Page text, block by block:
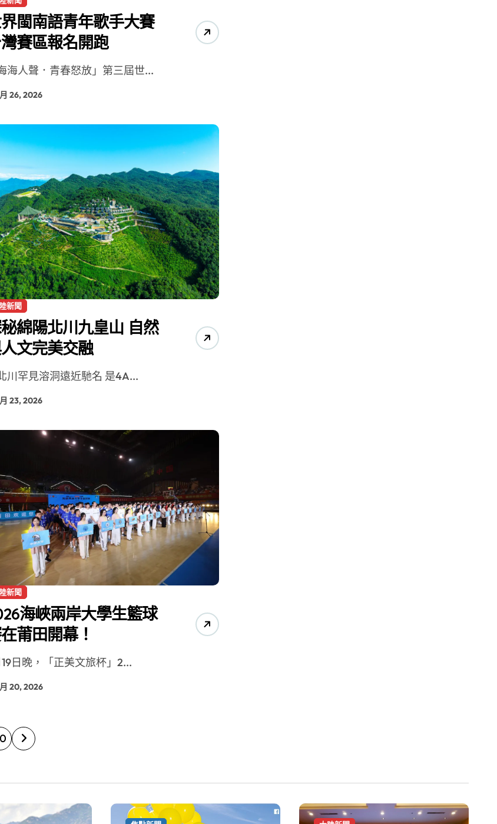
閩南語青年歌手大賽
賽區報名開跑
「海海人聲．青春怒放」第三屆世...
26, 2026
新聞
綿陽北川九皇山 自然
文完美交融
北川罕見溶洞遠近馳名 是4A...
23, 2026
新聞
海峽兩岸大學生籃球
莆田開幕！
19日晚，「正美文旅杯」2...
20, 2026